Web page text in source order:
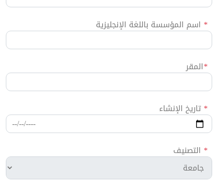
* اسم المؤسسة باللغة الإنجليزية
*المقر
*تاريخ الإنشاء
* التصنيف